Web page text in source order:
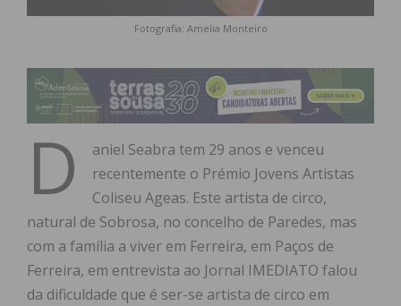
Fotografia: Amelia Monteiro
D
aniel Seabra tem 29 anos e venceu
recentemente o Prémio Jovens Artistas
Coliseu Ageas. Este artista de circo,
natural de Sobrosa, no concelho de Paredes, mas
com a família a viver em Ferreira, em Paços de
Ferreira, em entrevista ao Jornal IMEDIATO falou
da dificuldade que é ser-se artista de circo em